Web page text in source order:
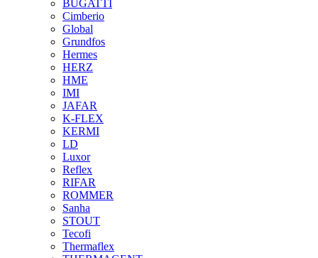
BUGATTI
Cimberio
Global
Grundfos
Hermes
HERZ
HME
IMI
JAFAR
K-FLEX
KERMI
LD
Luxor
Reflex
RIFAR
ROMMER
Sanha
STOUT
Tecofi
Thermaflex